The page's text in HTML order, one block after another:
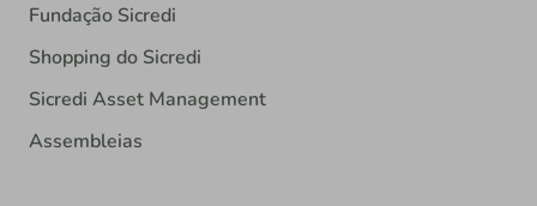
Fundação Sicredi
Shopping do Sicredi
Sicredi Asset Management
Assembleias